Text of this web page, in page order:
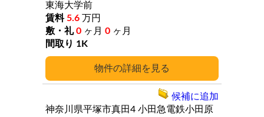
詳細
東海大学前
5.6 万円
0 ヶ月 0 ヶ月
1K
神奈川県平塚市真田4 小田急電鉄小田原
候補に追加